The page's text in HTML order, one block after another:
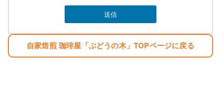
自家焙煎 珈琲屋「ぶどうの木」TOPページに戻る